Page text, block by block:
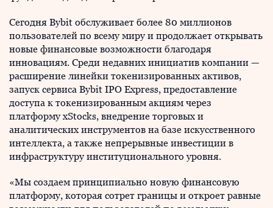
Сегодня Bybit обслуживает более 80 миллионов
пользователей по всему миру и продолжает открывать
новые финансовые возможности благодаря
инновациям. Среди недавних инициатив компании —
расширение линейки токенизированных активов,
запуск сервиса Bybit IPO Express, предоставление
доступа к токенизированным акциям через
платформу xStocks, внедрение торговых и
аналитических инструментов на базе искусственного
интеллекта, а также непрерывные инвестиции в
инфраструктуру институционального уровня.
«Мы создаем принципиально новую финансовую
платформу, которая сотрет границы и откроет равные